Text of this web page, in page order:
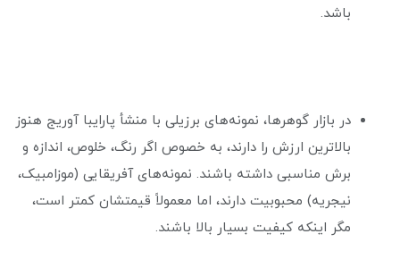
باشد.
در بازار گوهرها، نمونه‌های برزیلی با منشأ پارایبا آوریج هنوز
بالاترین ارزش را دارند، به خصوص اگر رنگ، خلوص، اندازه و
برش مناسبی داشته باشند. نمونه‌های آفریقایی (موزامبیک،
نیجریه) محبوبیت دارند، اما معمولاً قیمتشان کمتر است،
مگر اینکه کیفیت بسیار بالا باشند.